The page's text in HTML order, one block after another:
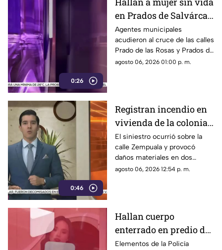
0:26
en Prados de Salvárcar;
cuerpo no presentaba
huellas de violencia
Agentes municipales
acudieron al cruce de las calles
Prado de las Rosas y Prados de
Azucenas tras el reporte del
agosto 06, 2026 01:00 p. m.
0:46
Registran incendio en
vivienda de la colonia
Fronteriza; bomberos
controlan las llamas
El siniestro ocurrió sobre la
calle Zempuala y provocó
daños materiales en dos
habitaciones; Protección Civil
agosto 06, 2026 12:54 p. m.
Hallan cuerpo
enterrado en predio de
la colonia División del
Elementos de la Policía